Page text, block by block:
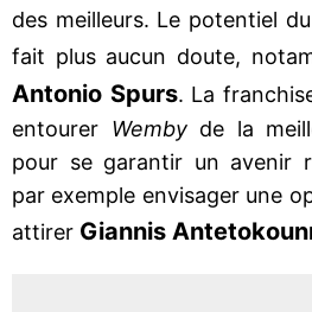
des meilleurs. Le potentiel
fait plus aucun doute,
Antonio Spurs. La
entourer Wembyde la
pour se garantir un avenir
par exemple envisager une
attirer Giannis